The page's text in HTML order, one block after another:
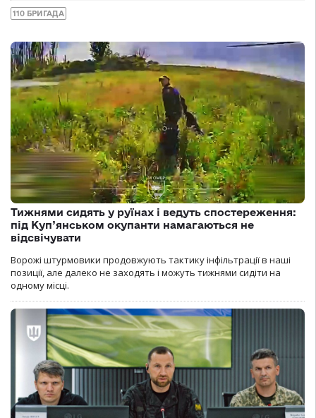
110 БРИГАДА
Тижнями сидять у руїнах і ведуть спостереження:
під Куп’янськом окупанти намагаються не
відсвічувати
Ворожі штурмовики продовжують тактику інфільтрації в наші
позиції, але далеко не заходять і можуть тижнями сидіти на
одному місці.